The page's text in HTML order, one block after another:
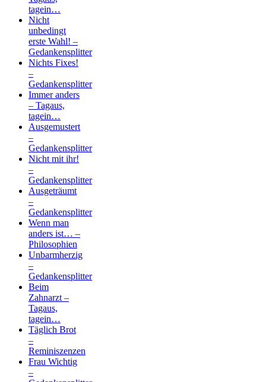
tagein…
Nicht
unbedingt
erste Wahl! –
Gedankensplitter
Nichts Fixes!
–
Gedankensplitter
Immer anders
– Tagaus,
tagein…
Ausgemustert
–
Gedankensplitter
Nicht mit ihr!
–
Gedankensplitter
Ausgeträumt
–
Gedankensplitter
Wenn man
anders ist… –
Philosophien
Unbarmherzig
–
Gedankensplitter
Beim
Zahnarzt –
Tagaus,
tagein…
Täglich Brot
–
Reminiszenzen
Frau Wichtig
–